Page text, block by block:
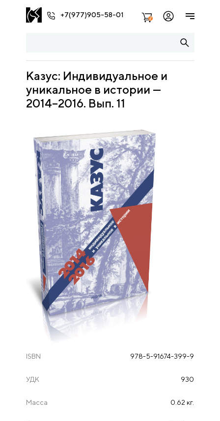
+7(977)905-58-01 2
Казус: Индивидуальное и
уникальное в истории —
2014–2016. Вып. 11
ISBN 978-5-91674-399-9
УДК 930
Масса 0.62 кг.